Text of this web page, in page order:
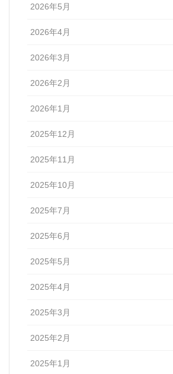
2026年5月
2026年4月
2026年3月
2026年2月
2026年1月
2025年12月
2025年11月
2025年10月
2025年7月
2025年6月
2025年5月
2025年4月
2025年3月
2025年2月
2025年1月